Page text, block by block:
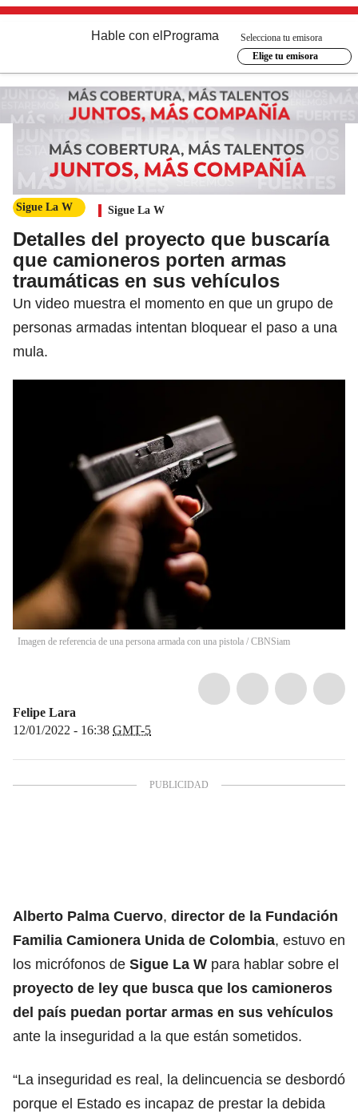
Hable con el Programa
Selecciona tu emisora
Elige tu emisora
Sigue La W Sigue La W
Detalles del proyecto que buscaría
que camioneros porten armas
traumáticas en sus vehículos
Un video muestra el momento en que un grupo de
personas armadas intentan bloquear el paso a una
mula.
Imagen de referencia de una persona armada con una pistola / CBNSiam
Felipe Lara
12/01/2022 - 16:38 GMT-5
Alberto Palma Cuervo, director de la Fundación
Familia Camionera Unida de Colombia, estuvo en
los micrófonos de Sigue La W para hablar sobre el
proyecto de ley que busca que los camioneros
del país puedan portar armas en sus vehículos
ante la inseguridad a la que están sometidos.
“La inseguridad es real, la delincuencia se desbordó
porque el Estado es incapaz de prestar la debida